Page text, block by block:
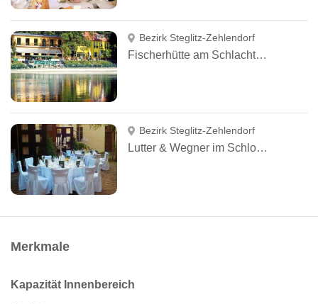
Bezirk Steglitz-Zehlendorf
Fischerhütte am Schlachtensee
Bezirk Steglitz-Zehlendorf
Lutter & Wegner im Schloss Glienicke
Merkmale
Kapazität Innenbereich